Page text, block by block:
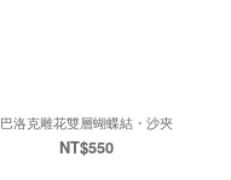
巴洛克雕花雙層蝴蝶結・沙夾
NT$550